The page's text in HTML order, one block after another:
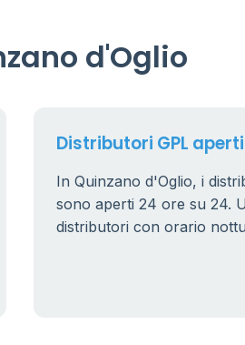
d'Oglio
Distributori GPL
In Quinzano d'Oglio, i
sono aperti 24 ore su 24.
distributori con orario